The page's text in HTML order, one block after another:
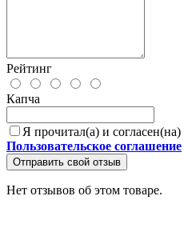
Рейтинг
Капча
Я прочитал(а) и
Пользовательское соглашение
Отправить свой отзыв
Нет отзывов об этом товаре.